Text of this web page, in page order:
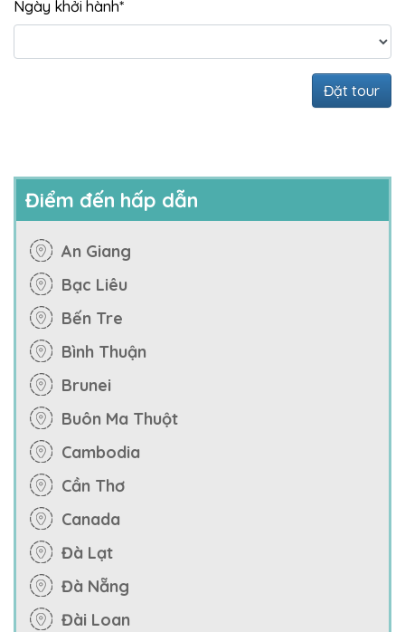
Ngày khởi hành*
Điểm đến hấp dẫn
An Giang
Bạc Liêu
Bến Tre
Bình Thuận
Brunei
Buôn Ma Thuột
Cambodia
Cần Thơ
Canada
Đà Lạt
Đà Nẵng
Đài Loan